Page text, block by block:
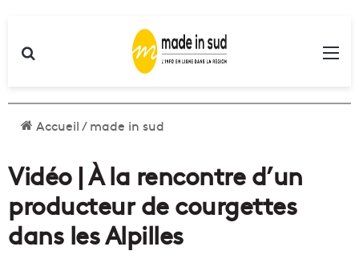
Accueil/made in sud
Vidéo | À la rencontre d’un
producteur de courgettes
dans les Alpilles